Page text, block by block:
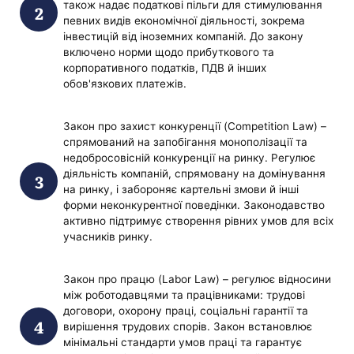
також надає податкові пільги для стимулювання
певних видів економічної діяльності, зокрема
інвестицій від іноземних компаній. До закону
включено норми щодо прибуткового та
корпоративного податків, ПДВ й інших
обов'язкових платежів.
Закон про захист конкуренції (Competition Law) –
спрямований на запобігання монополізації та
недобросовісній конкуренції на ринку. Регулює
діяльність компаній, спрямовану на домінування
на ринку, і забороняє картельні змови й інші
форми неконкурентної поведінки. Законодавство
активно підтримує створення рівних умов для всіх
учасників ринку.
Закон про працю (Labor Law) – регулює відносини
між роботодавцями та працівниками: трудові
договори, охорону праці, соціальні гарантії та
вирішення трудових спорів. Закон встановлює
мінімальні стандарти умов праці та гарантує